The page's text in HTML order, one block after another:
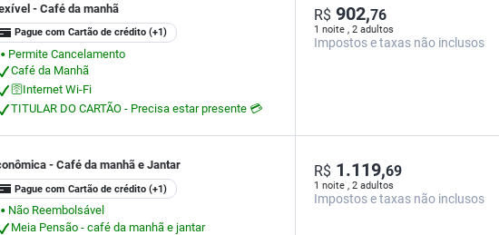
- Café da manhã
Pague com Cartão de crédito (+1)
⬤
Permite Cancelamento
Café da Manhã
🛜Internet Wi-Fi
TITULAR DO CARTÃO - Precisa estar presente 💳
1 noite , 2 adultos
R$ 902,76
Impostos e taxas não inclusos
- Café da manhã e Jantar
Pague com Cartão de crédito (+1)
⬤
Não Reembolsável
Meia Pensão - café da manhã e jantar
1 noite , 2 adultos
R$ 1.119,69
Impostos e taxas não inclusos